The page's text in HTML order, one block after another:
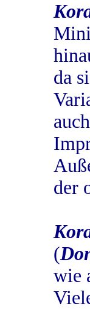
da
der
(
wie